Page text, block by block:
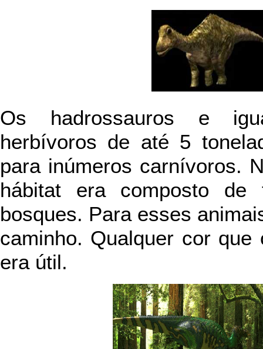
Os hadrossauros e
herbívoros de até 5
para inúmeros carnívoros.
hábitat era composto de
bosques. Para esses
caminho. Qualquer cor
era útil.